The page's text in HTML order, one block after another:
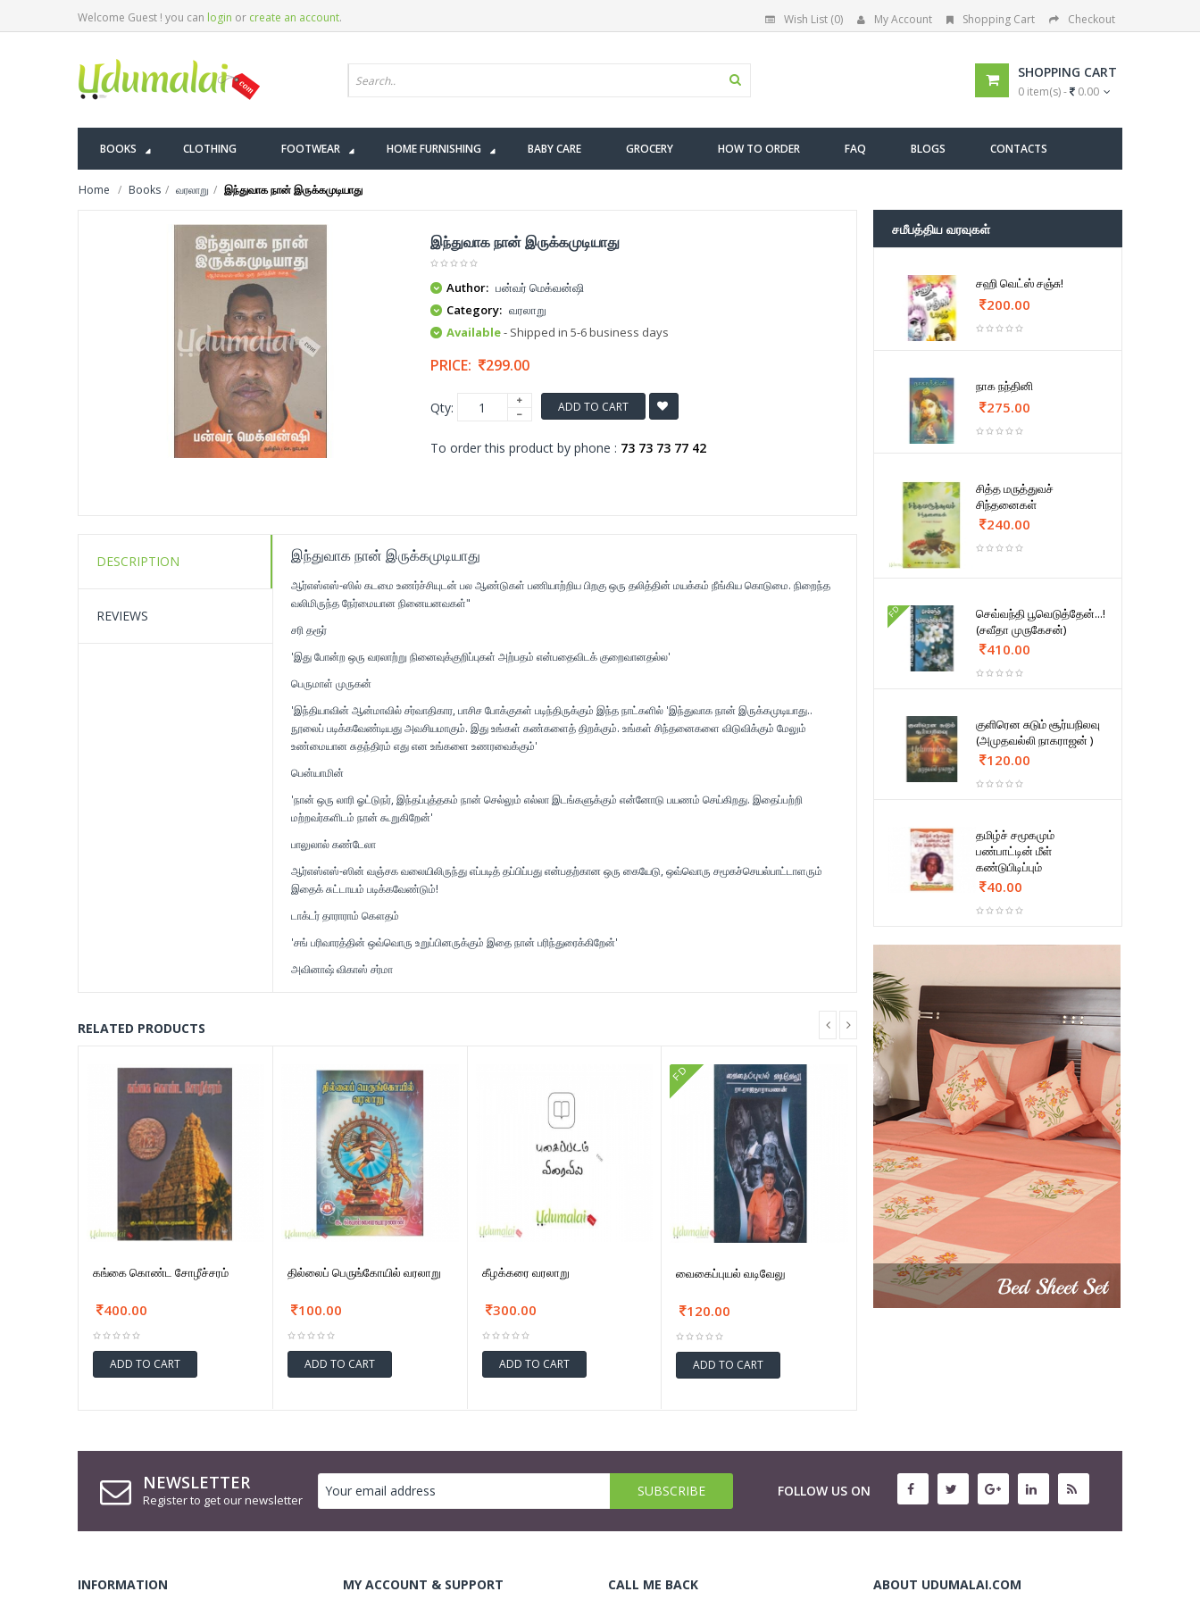
Welcome Guest ! you can login or create an account. Wish List (0) My Account Shopping Cart Checkout
SHOPPING CART
0 item(s) - 0.00
BOOKS CLOTHING FOOTWEAR HOME FURNISHING BABY CARE GROCERY HOW TO ORDER FAQ BLOGS CONTACTS
Home Books வரலாறு இந்துவாக நான் இருக்கமுடியாது
இந்துவாக நான் இருக்கமுடியாது
Author: பன்வர் மெக்வன்ஷி
Category: வரலாறு
Available- Shipped in 5-6 business days
PRICE: 299.00
Qty: ADD TO CART
To order this product by phone : 73 73 73 77 42
DESCRIPTION
REVIEWS
இந்துவாக நான் இருக்கமுடியாது
ஆர்எஸ்எஸ்-ஸில் கடமை உணர்ச்சியுடன் பல ஆண்டுகள் பணியாற்றிய பிறகு ஒரு தலித்தின் மயக்கம் நீங்கிய கொடுமை. நிறைந்த
வலிமிருந்த நேர்மையான நினையனவகள்"
சரி தரூர்
'இது போன்ற ஒரு வரலாற்று நினைவுக்குறிப்புகள் அற்பதம் என்பதைவிடக் குறைவானதல்ல'
பெருமாள் முருகன்
'இந்தியாவின் ஆன்மாவில் சர்வாதிகார, பாசிச போக்குகள் படிந்திருக்கும் இந்த நாட்களில் 'இந்துவாக நான் இருக்கமுடியாது..
நூலைப் படிக்கவேண்டியது அவசியமாகும். இது உங்கள் கண்களைத் திறக்கும். உங்கள் சிந்தனைகளை விடுவிக்கும் மேலும்
உண்மையான சுதந்திரம் எது என உங்களை உணரவைக்கும்'
பென்யாமின்
'நான் ஒரு லாரி ஓட்டுநர், இந்தப்புத்தகம் நான் செல்லும் எல்லா இடங்களுக்கும் என்னோடு பயணம் செய்கிறது. இதைப்பற்றி
மற்றவர்களிடம் நான் கூறுகிறேன்'
பாலுலால் கண்டேலா
ஆர்எஸ்எஸ்-ஸின் வஞ்சக வலையிலிருந்து எப்படித் தப்பிப்பது என்பதற்கான ஒரு கையேடு, ஒவ்வொரு சமூகச்செயல்பாட்டாளரும்
இதைக் சுட்டாயம் படிக்கவேண்டும்!
டாக்டர் தாராராம் கௌதம்
'சங் பரிவாரத்தின் ஒவ்வொரு உறுப்பினருக்கும் இதை நான் பரிந்துரைக்கிறேன்'
அவினாஷ் விகாஸ் சர்மா
RELATED PRODUCTS
கங்கை கொண்ட சோழீச்சரம்
400.00
ADD TO CART
தில்லைப் பெருங்கோயில் வரலாறு
100.00
ADD TO CART
கீழக்கரை வரலாறு
300.00
ADD TO CART
FD
வைகைப்புயல் வடிவேலு
120.00
ADD TO CART
சமீபத்திய வரவுகள்
சஹி வெட்ஸ் சஞ்சு!
200.00
நாக நந்தினி
275.00
சித்த மருத்துவச்
சிந்தனைகள்
240.00
FD
செவ்வந்தி பூவெடுத்தேன்...!
(சவீதா முருகேசன்)
410.00
குளிரென சுடும் சூர்யநிலவு
(அமுதவல்லி நாகராஜன் )
120.00
தமிழ்ச் சமூகமும்
பண்பாட்டின் மீள்
கண்டுபிடிப்பும்
40.00
NEWSLETTER
Register to get our newsletter
FOLLOW US ON
INFORMATION MY ACCOUNT & SUPPORT CALL ME BACK ABOUT UDUMALAI.COM